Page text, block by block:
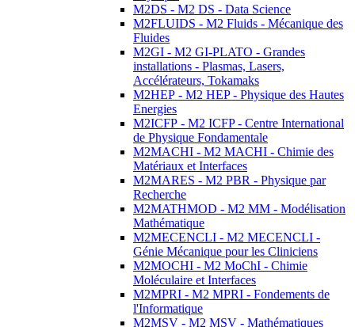
M2DS - M2 DS - Data Science
M2FLUIDS - M2 Fluids - Mécanique des
Fluides
M2GI - M2 GI-PLATO - Grandes
installations - Plasmas, Lasers,
Accélérateurs, Tokamaks
M2HEP - M2 HEP - Physique des Hautes
Energies
M2ICFP - M2 ICFP - Centre International
de Physique Fondamentale
M2MACHI - M2 MACHI - Chimie des
Matériaux et Interfaces
M2MARES - M2 PBR - Physique par
Recherche
M2MATHMOD - M2 MM - Modélisation
Mathématique
M2MECENCLI - M2 MECENCLI -
Génie Mécanique pour les Cliniciens
M2MOCHI - M2 MoChI - Chimie
Moléculaire et Interfaces
M2MPRI - M2 MPRI - Fondements de
l'Informatique
M2MSV - M2 MSV - Mathématiques